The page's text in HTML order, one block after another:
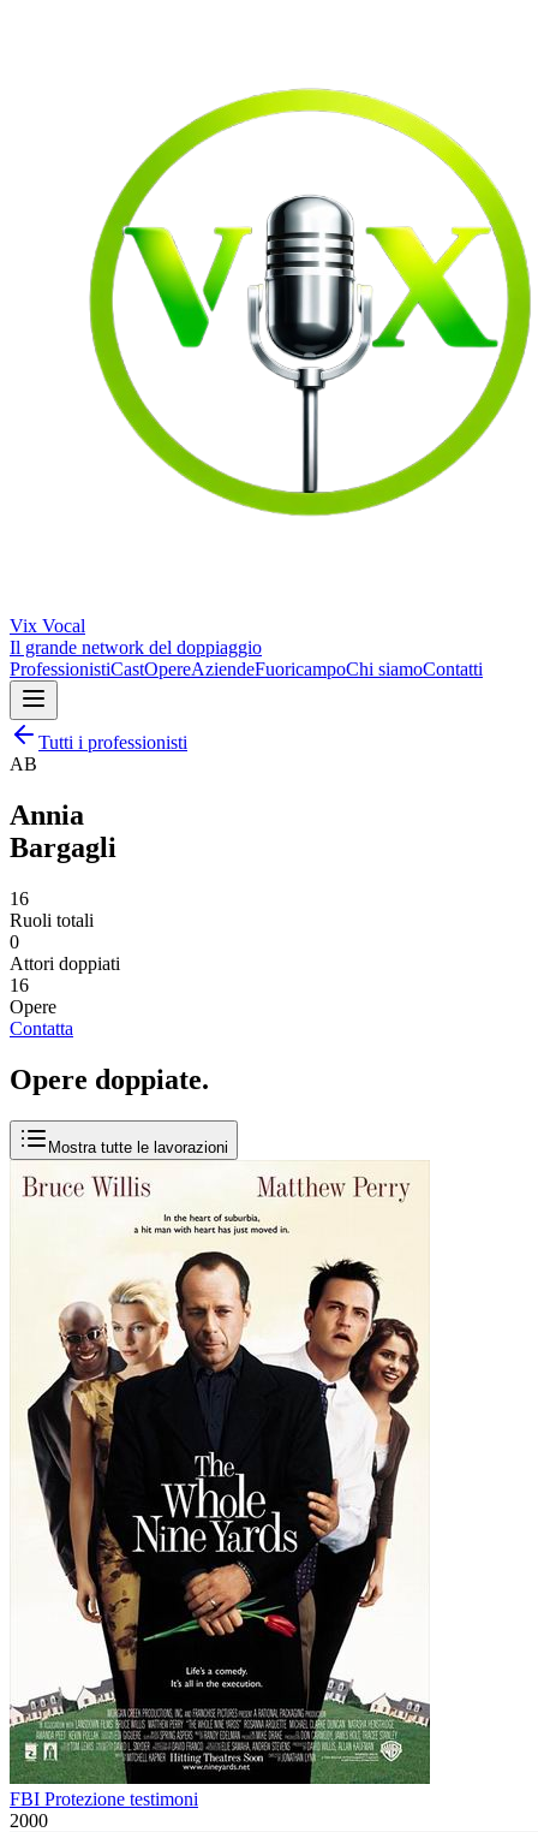
Vix Vocal
Il grande network del doppiaggio
ProfessionistiCastOpereAziendeFuoricampoChi siamoContatti
Tutti i professionisti
AB
Annia
Bargagli
16
Ruoli totali
0
Attori doppiati
16
Opere
Contatta
Opere doppiate.
Mostra tutte le lavorazioni
FBI Protezione testimoni
2000